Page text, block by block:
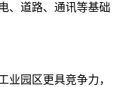
、道路、通讯等基础
业园区更具竞争力，